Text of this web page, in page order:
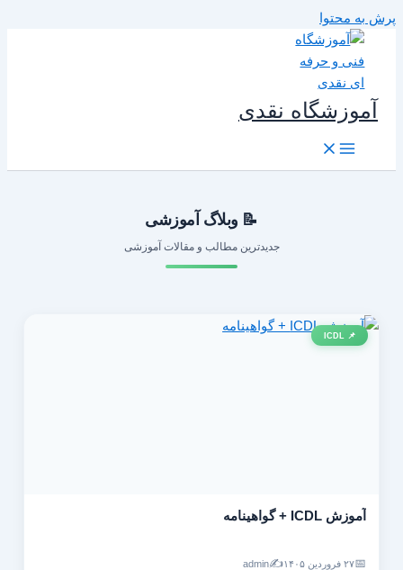
به محتوا
آموزشگاه نقدی
📝 وبلاگ آموزشی
جدیدترین مطالب و مقالات آموزشی
📌 ICDL
آموزش ICDL + گواهینامه
۲۷ فروردین ۱۴۰۵ ✍️
admin